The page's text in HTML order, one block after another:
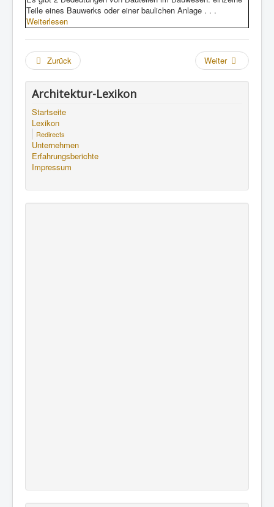
Teile eines Bauwerks oder einer baulichen Anlage . . .
Weiterlesen
Zurück Weiter
Architektur-Lexikon
Startseite
Lexikon
Redirects
Unternehmen
Erfahrungsberichte
Impressum